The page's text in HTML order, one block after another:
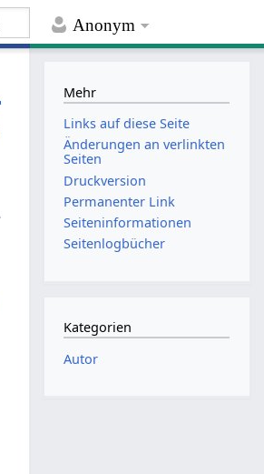
Anonym
Mehr
Links auf diese Seite
Änderungen an verlinkten
Seiten
Druckversion
Permanenter Link
Seiten­­informationen
Seitenlogbücher
Kategorien
Autor